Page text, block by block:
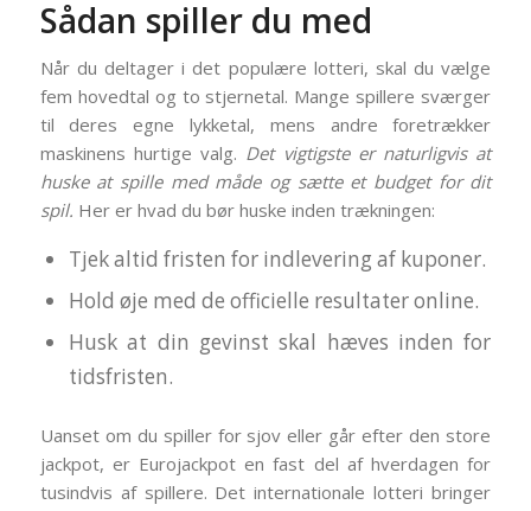
Sådan spiller du med
Når du deltager i det populære lotteri, skal du vælge
fem hovedtal og to stjernetal. Mange spillere sværger
til deres egne lykketal, mens andre foretrækker
maskinens hurtige valg. Det vigtigste er naturligvis at
huske at spille med måde og sætte et budget for dit
spil. Her er hvad du bør huske inden trækningen:
Tjek altid fristen for indlevering af kuponer.
Hold øje med de officielle resultater online.
Husk at din gevinst skal hæves inden for
tidsfristen.
Uanset om du spiller for sjov eller går efter den store
jackpot, er Eurojackpot en fast del af hverdagen for
tusindvis af spillere. Det internationale lotteri bringer